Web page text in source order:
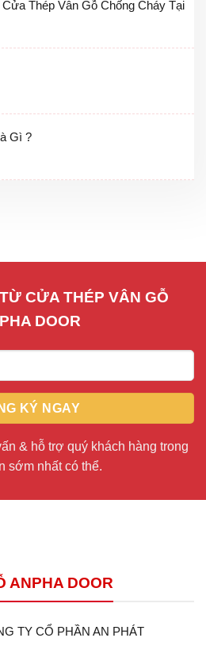
Thép Vân Gỗ Chống Cháy Tại
Gì ?
CỬA THÉP VÂN GỖ
DOOR
& hỗ trợ quý khách hàng trong
sớm nhất có thể.
ANPHA DOOR
TY CỔ PHẦN AN PHÁT